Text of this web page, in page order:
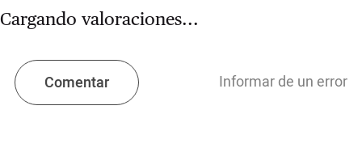
Cargando valoraciones...
Comentar Informar de un error